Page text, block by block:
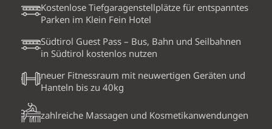
Kostenlose Tiefgaragenstellplätze für entspanntes
Parken im Klein Fein Hotel
Südtirol Guest Pass – Bus, Bahn und Seilbahnen
in Südtirol kostenlos nutzen
neuer Fitnessraum mit neuwertigen Geräten und
Hanteln bis zu 40kg
zahlreiche Massagen und Kosmetikanwendungen